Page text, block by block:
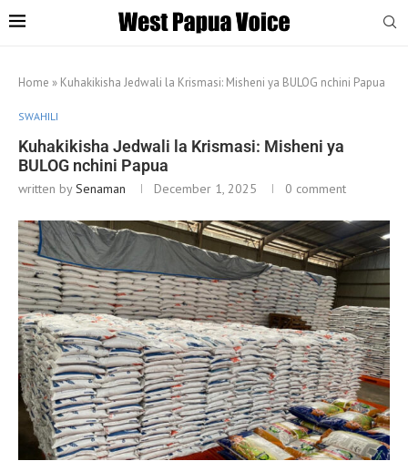
Home » Kuhakikisha Jedwali la Krismasi: Misheni ya BULOG nchini Papua
SWAHILI
Kuhakikisha Jedwali la Krismasi: Misheni ya
BULOG nchini Papua
written bySenaman December 1, 2025 0 comment